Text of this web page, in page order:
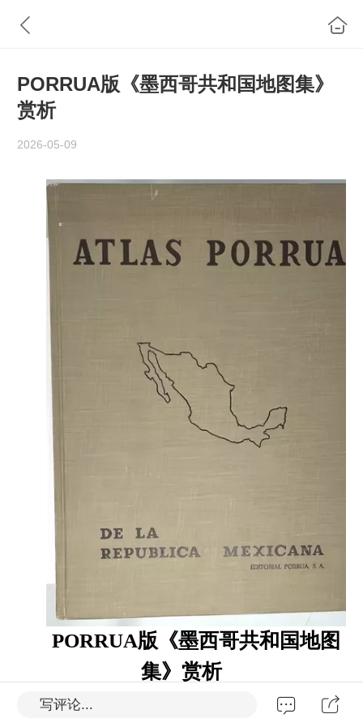
PORRUA版《墨西哥共和国地图集》
赏析
2026-05-09
PORRUA版 《墨西哥共和国地图
集》 赏析
Porrúa
具有百年历史的著
写评论...